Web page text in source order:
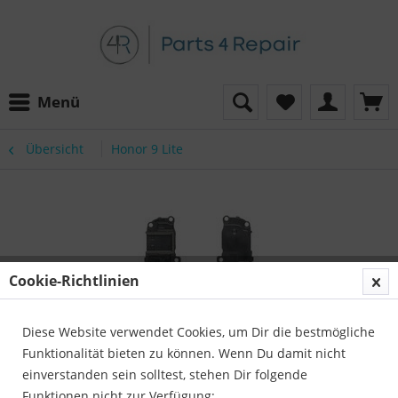
Menü
Übersicht Honor 9 Lite
Cookie-Richtlinien
Diese Website verwendet Cookies, um Dir die bestmögliche
Funktionalität bieten zu können. Wenn Du damit nicht
einverstanden sein solltest, stehen Dir folgende